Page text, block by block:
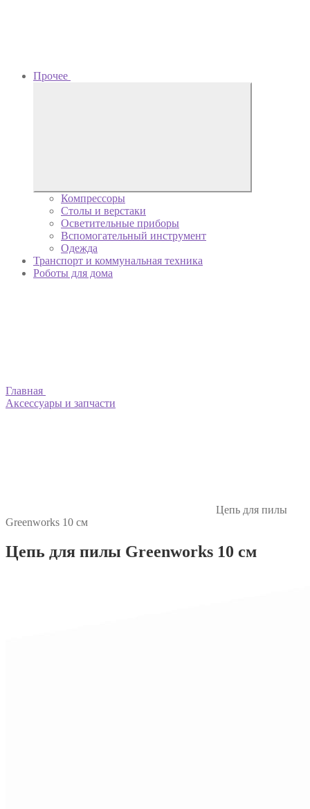
Прочее
Компрессоры
Столы и верстаки
Осветительные приборы
Вспомогательный инструмент
Одежда
Транспорт и коммунальная техника
Роботы для дома
Главная
Аксессуары и запчасти
Цепь для пилы
Greenworks 10 см
Цепь для пилы Greenworks 10 см